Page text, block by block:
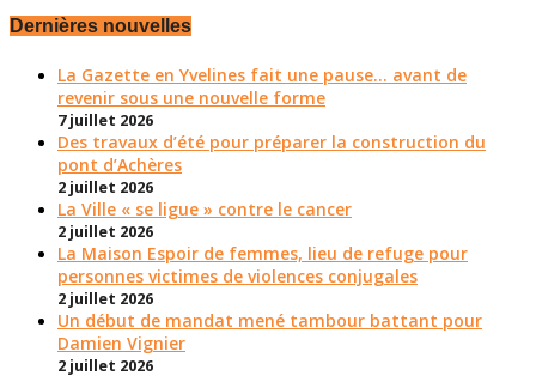
Dernières nouvelles
La Gazette en Yvelines fait une pause... avant de
revenir sous une nouvelle forme
7 juillet 2026
Des travaux d’été pour préparer la construction du
pont d’Achères
2 juillet 2026
La Ville « se ligue » contre le cancer
2 juillet 2026
La Maison Espoir de femmes, lieu de refuge pour
personnes victimes de violences conjugales
2 juillet 2026
Un début de mandat mené tambour battant pour
Damien Vignier
2 juillet 2026